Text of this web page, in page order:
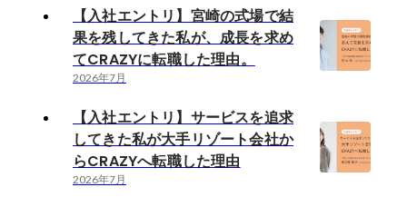
【入社エントリ】宮崎の式場で結
果を残してきた私が、成長を求め
てCRAZYに転職した理由。
2026年7月
【入社エントリ】サービスを追求
してきた私が大手リゾート会社か
らCRAZYへ転職した理由
2026年7月